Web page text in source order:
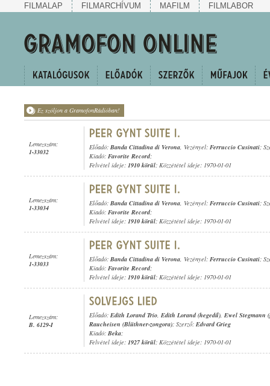
FILMALAP FILMARCHÍVUM MAFILM FILMLABOR
Ez szóljon a GramofonRádióban!
Lemezszám:
1-33032
Előadó: Banda Cittadina di Verona, Vezényel: Ferruccio Cusinati;
Kiadó: Favorite Record;
Felvétel ideje: 1910 körül; Közzététel ideje: 1970-01-01
Lemezszám:
1-33034
Előadó: Banda Cittadina di Verona, Vezényel: Ferruccio Cusinati;
Kiadó: Favorite Record;
Felvétel ideje: 1910 körül; Közzététel ideje: 1970-01-01
Lemezszám:
1-33033
Előadó: Banda Cittadina di Verona, Vezényel: Ferruccio Cusinati;
Kiadó: Favorite Record;
Felvétel ideje: 1910 körül; Közzététel ideje: 1970-01-01
Lemezszám:
B. 6129-I
Előadó: Edith Lorand Trio, Edith Lorand (hegedű), Ewel Stegmann
Raucheisen (Blüthner-zongora); Szerző: Edvard Grieg
Kiadó: Beka;
Felvétel ideje: 1927 körül; Közzététel ideje: 1970-01-01